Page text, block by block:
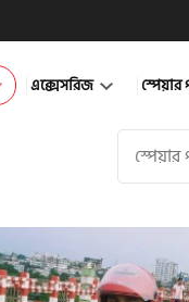
এক্সেসরিজ স্পেয়ার